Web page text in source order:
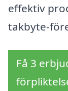
effektiv
takbyte-
Få 3